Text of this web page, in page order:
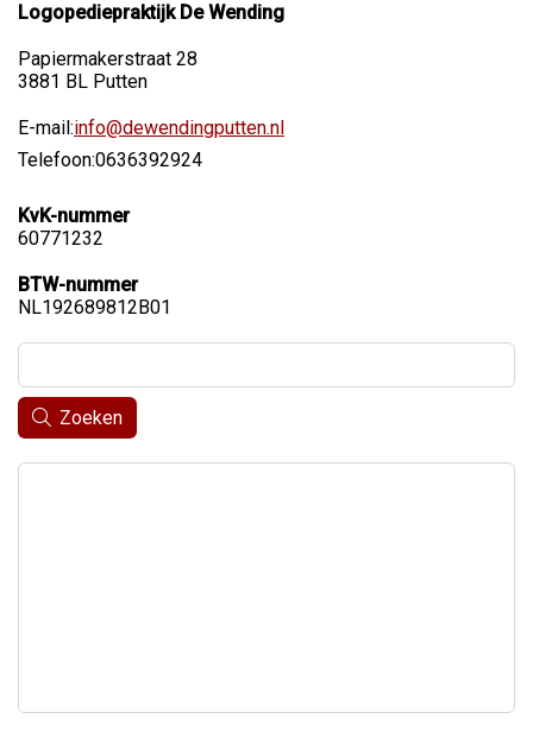
Logopediepraktijk De Wending
Papiermakerstraat 28
3881 BL Putten
E-mail:info@dewendingputten.nl
Telefoon:0636392924
KvK-nummer
60771232
BTW-nummer
NL192689812B01
Zoeken